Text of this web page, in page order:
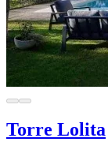
Torre Lolita